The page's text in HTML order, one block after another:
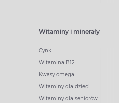
Witaminy i minerały
Cynk
Witamina B12
Kwasy omega
Witaminy dla dzieci
Witaminy dla seniorów